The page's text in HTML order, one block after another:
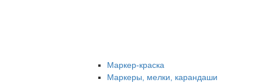
Маркер-краска
Маркеры, мелки, карандаши